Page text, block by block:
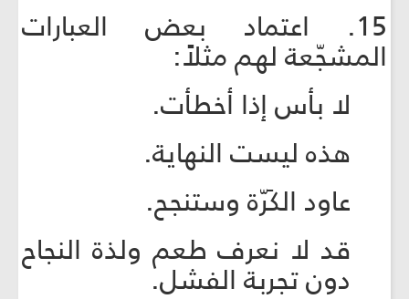
15. اعتماد بعض العبارات
المشجّعة لهم مثلاً:
لا بأس إذا أخطأت.
هذه ليست النهاية.
عاود الكَرّة وستنجح.
قد لا نعرف طعم ولذة النجاح
دون تجربة الفشل.